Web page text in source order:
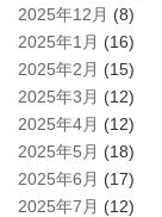
2025年12月 (8)
2025年1月 (16)
2025年2月 (15)
2025年3月 (12)
2025年4月 (12)
2025年5月 (18)
2025年6月 (17)
2025年7月 (12)